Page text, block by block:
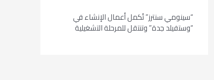
“سينومي سنترز” تُكمل أعمال الإنشاء في
“وستفيلد جدة” وتنتقل للمرحلة التشغيلية